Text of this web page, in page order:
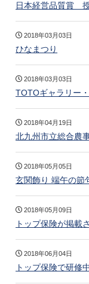
日本経営品質賞
2018年03月03日
ひなまつり
2018年03月03日
TOTOギャラリー
2018年04月19日
北九州市立総合農
2018年05月05日
玄関飾り 端午の節
2018年05月09日
トップ保険が掲載
2018年06月04日
トップ保険で研修